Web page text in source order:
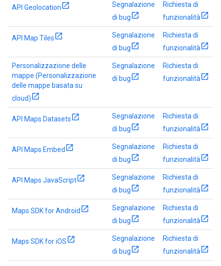
API Geolocation
Segnalazione
di bug
Richiesta di
funzionalità
API Map Tiles
Segnalazione
di bug
Richiesta di
funzionalità
Personalizzazione delle
mappe (Personalizzazione
delle mappe basata su
cloud)
Segnalazione
di bug
Richiesta di
funzionalità
API Maps Datasets
Segnalazione
di bug
Richiesta di
funzionalità
API Maps Embed
Segnalazione
di bug
Richiesta di
funzionalità
API Maps JavaScript
Segnalazione
di bug
Richiesta di
funzionalità
Maps SDK for Android
Segnalazione
di bug
Richiesta di
funzionalità
Maps SDK for iOS
Segnalazione
di bug
Richiesta di
funzionalità